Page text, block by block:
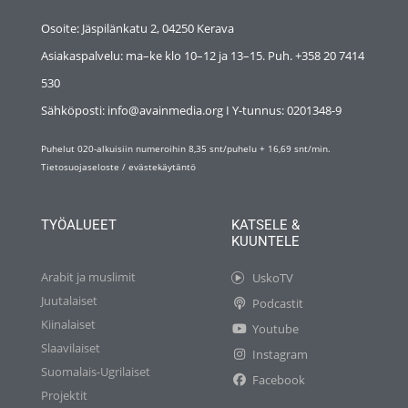
Osoite: Jäspilänkatu 2, 04250 Kerava
Asiakaspalvelu: ma–ke klo 10–12 ja 13–15. Puh. +358 20 7414
530
Sähköposti: info@avainmedia.org I Y-tunnus:0201348-9
Puhelut 020-alkuisiin numeroihin 8,35 snt/puhelu + 16,69 snt/min.
Tietosuojaseloste / evästekäytäntö
TYÖALUEET
Arabit ja muslimit
Juutalaiset
Kiinalaiset
Slaavilaiset
Suomalais-Ugrilaiset
Projektit
KATSELE &
KUUNTELE
UskoTV
Podcastit
Youtube
Instagram
Facebook